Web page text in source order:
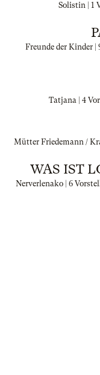
Solistin | 1
Freunde der Kinder |
Tatjana | 4
Mütter Friedemann /
WAS IST
Nerverlenako | 6